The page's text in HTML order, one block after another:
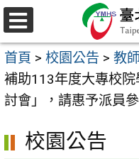
跳
至
主
要
內
區
選
單
首頁 > 校園公告 > 教
補助113年度大專校
討會」，請惠予派員
校園公告